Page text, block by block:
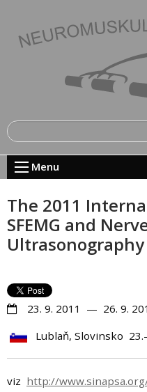
Menu
The 2011
SFEMG and
Ultrasonography
23. 9. 2011 — 26. 9.
Lublaň, Slovinsko 23.-
viz http://